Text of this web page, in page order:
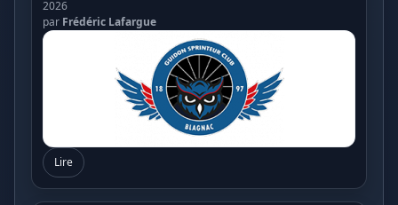
2026
par Frédéric Lafargue
Lire